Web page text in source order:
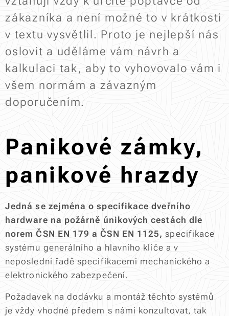
zákazníka a není možné to v krátkosti
v textu vysvětlil. Proto je nejlepší nás
oslovit a uděláme vám návrh a
kalkulaci tak, aby to vyhovovalo vám i
všem normám a závazným
doporučením.
Panikové zámky,
panikové hrazdy
Jedná se zejména o specifikace dveřního
hardware na požárně únikových cestách dle
norem ČSN EN 179 a ČSN EN 1125, specifikace
systému generálního a hlavního klíče a v
neposlední řadě specifikacemi mechanického a
elektronického zabezpečení.
Požadavek na dodávku a montáž těchto systémů
je vždy vhodné předem s námi konzultovat, tak